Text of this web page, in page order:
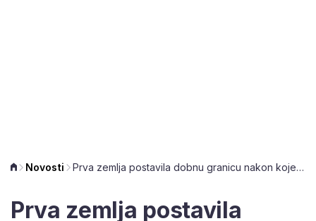
Novosti Prva zemlja postavila dobnu granicu nakon koje se više neće smjeti voziti: Žele poboljšati sigurnost
Prva zemlja postavila